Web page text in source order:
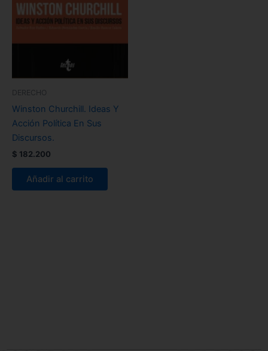
DERECHO
Winston Churchill. Ideas Y
Acción Política En Sus
Discursos.
$ 182.200
Añadir al carrito